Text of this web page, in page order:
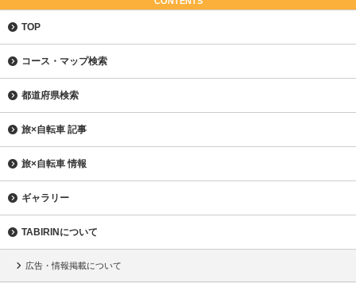
TOP
コース・マップ検索
都道府県検索
旅×自転車 記事
旅×自転車 情報
ギャラリー
TABIRINについて
広告・情報掲載について